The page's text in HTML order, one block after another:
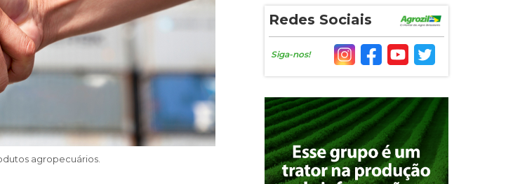
agropecuários.
Redes Sociais
Siga-nos!